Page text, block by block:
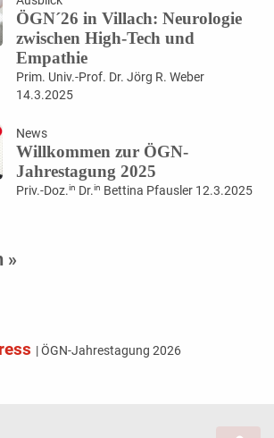
ÖGN´26 in Villach: Neurologie
zwischen High-Tech und
Empathie
Prim. Univ.-Prof. Dr. Jörg R. Weber
14.3.2025
News
Willkommen zur ÖGN-
Jahrestagung 2025
Priv.-Doz.in Dr.in Bettina Pfausler 12.3.2025
»
| ÖGN-Jahrestagung 2026